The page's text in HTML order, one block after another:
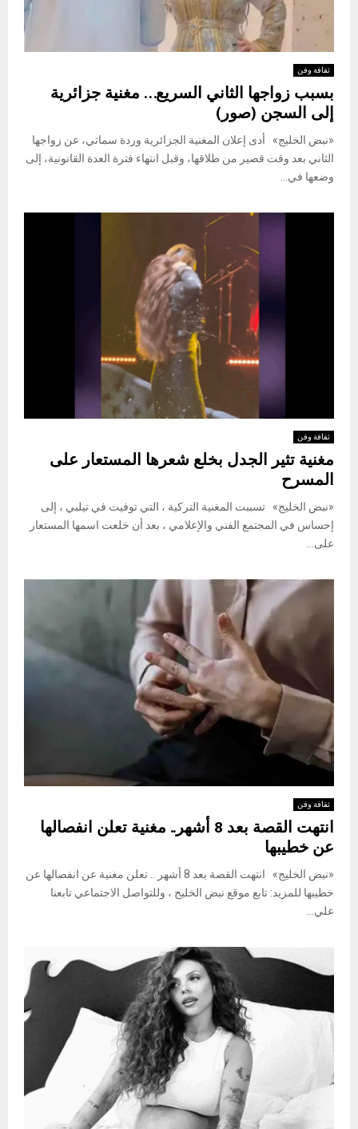
ثقافة وفن
بسبب زواجها الثاني السريع… مغنية جزائرية
إلى السجن (صور)
«نبض الخليج» أدى إعلان المغنية الجزائرية وردة سماتي، عن زواجها
الثاني بعد وقت قصير من طلاقها، وقبل انتهاء فترة العدة القانونية، إلى
وضعها في...
ثقافة وفن
مغنية تثير الجدل بخلع شعرها المستعار على
المسرح
«نبض الخليج» تسببت المغنية التركية ، التي توفيت في تيلبي ، إلى
إحساس في المجتمع الفني والإعلامي ، بعد أن خلعت اسمها المستعار
على...
ثقافة وفن
انتهت القصة بعد 8 أشهر.. مغنية تعلن انفصالها
عن خطيبها
«نبض الخليج» انتهت القصة بعد 8 أشهر .. تعلن مغنية عن انفصالها عن
خطيبها للمزيد: تابع موقع نبض الخليج ، وللتواصل الاجتماعي تابعنا
علي...